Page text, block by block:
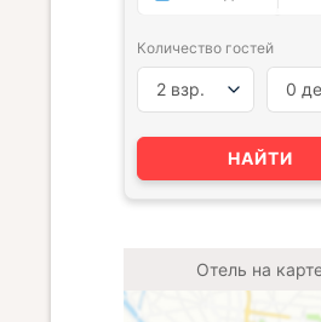
Количество гостей
2 взр. 0
НАЙТИ
Отель на